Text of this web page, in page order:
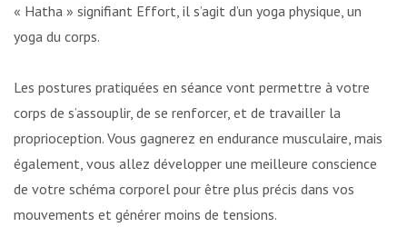
« Hatha » signifiant Effort, il s’agit d’un yoga physique, un
yoga du corps.
Les postures pratiquées en séance vont permettre à votre
corps de s’assouplir, de se renforcer, et de travailler la
proprioception. Vous gagnerez en endurance musculaire, mais
également, vous allez développer une meilleure conscience
de votre schéma corporel pour être plus précis dans vos
mouvements et générer moins de tensions.